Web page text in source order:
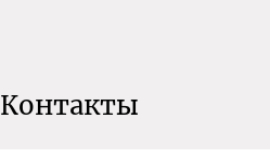
Контакты